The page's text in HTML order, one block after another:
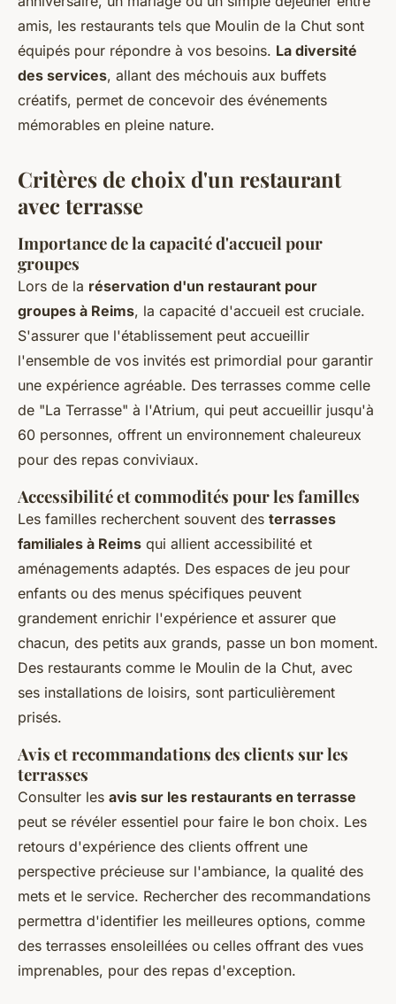
amis, les restaurants tels que Moulin de la Chut sont
équipés pour répondre à vos besoins. La diversité
des services, allant des méchouis aux buffets
créatifs, permet de concevoir des événements
mémorables en pleine nature.
Critères de choix d'un restaurant
avec terrasse
Importance de la capacité d'accueil pour
groupes
Lors de la réservation d'un restaurant pour
groupes à Reims, la capacité d'accueil est cruciale.
S'assurer que l'établissement peut accueillir
l'ensemble de vos invités est primordial pour garantir
une expérience agréable. Des terrasses comme celle
de "La Terrasse" à l'Atrium, qui peut accueillir jusqu'à
60 personnes, offrent un environnement chaleureux
pour des repas conviviaux.
Accessibilité et commodités pour les familles
Les familles recherchent souvent des terrasses
familiales à Reims qui allient accessibilité et
aménagements adaptés. Des espaces de jeu pour
enfants ou des menus spécifiques peuvent
grandement enrichir l'expérience et assurer que
chacun, des petits aux grands, passe un bon moment.
Des restaurants comme le Moulin de la Chut, avec
ses installations de loisirs, sont particulièrement
prisés.
Avis et recommandations des clients sur les
terrasses
Consulter les avis sur les restaurants en terrasse
peut se révéler essentiel pour faire le bon choix. Les
retours d'expérience des clients offrent une
perspective précieuse sur l'ambiance, la qualité des
mets et le service. Rechercher des recommandations
permettra d'identifier les meilleures options, comme
des terrasses ensoleillées ou celles offrant des vues
imprenables, pour des repas d'exception.